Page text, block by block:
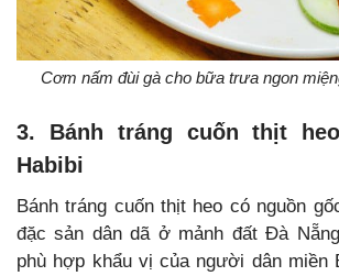
Cơm nấm đùi gà cho bữa trưa ngon
3. Bánh tráng cuốn thịt
Habibi
Bánh tráng cuốn thịt heo có nguồn
đặc sản dân dã ở mảnh đất Đà
phù hợp khẩu vị của người dân miền